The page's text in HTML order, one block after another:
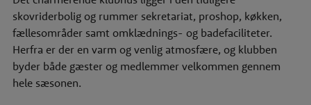
skovriderbolig og rummer sekretariat, proshop, køkken,
fællesområder samt omklædnings- og badefaciliteter.
Herfra er der en varm og venlig atmosfære, og klubben
byder både gæster og medlemmer velkommen gennem
hele sæsonen.